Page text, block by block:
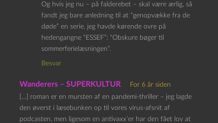
Og hvis jeg nu – på falderebet – skal være ærlig, så
fandt jeg bare anledning til at “genopvække fra de
døde” en serie, jeg havde kørende ovre på
hedengangne “ESSEF”: “Obskure bøger til
sommerferielæsningen”.
Besvar
Wanderers – SUPERKULTUR
For 6 år siden
[…] roman er en mursten af en pandemi-thriller – jeg lagde
den øverst i læsebunken op til vores virus-afsnit af
podcasten, men ligesom en antivaxx’er har den fået lov at